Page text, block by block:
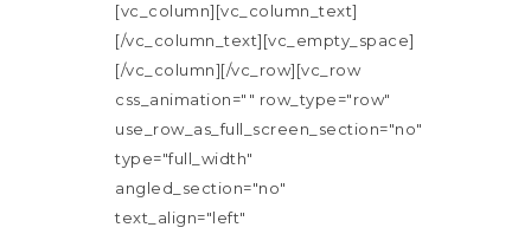
[vc_column][vc_column_text]
[/vc_column_text][vc_empty_space]
[/vc_column][/vc_row][vc_row
css_animation="" row_type="row"
use_row_as_full_screen_section="no"
type="full_width"
angled_section="no"
text_align="left"